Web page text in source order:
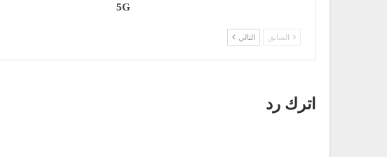
5G
السابق التالي
اترك رد